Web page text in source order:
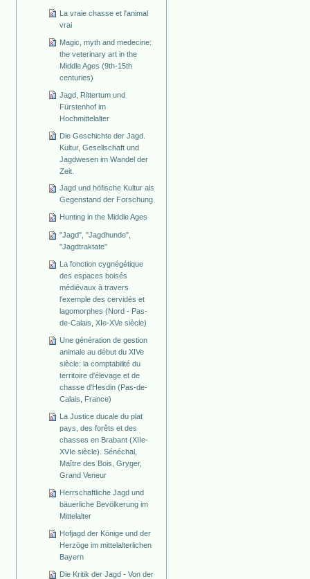
La vraie chasse et l'animal
vrai
Magic, myth and medecine:
the veterinary art in the
Middle Ages (9th-15th
centuries)
Jagd, Rittertum und
Fürstenhof im
Hochmittelalter
Die Geschichte der Jagd.
Kultur, Gesellschaft und
Jagdwesen im Wandel der
Zeit.
Jagd und höfische Kultur als
Gegenstand der Forschung
Hunting in the Middle Ages
"Jagd", "Jagdhunde",
"Jagdtraktate"
La fonction cygnégétique
des espaces boisés
médiévaux à travers
l'exemple des cervidés et
lagomorphes (Nord - Pas-
de-Calais, XIe-XVe siècle)
Une génération de gestion
animale au début du XIVe
siècle: la comptabilité du
territoire d'élevage et de
chasse d'Hesdin (Pas-de-
Calais, France)
La Justice ducale du plat
pays, des forêts et des
chasses en Brabant (XIIe-
XVIe siècle). Sénéchal,
Maître des Bois, Gryger,
Grand Veneur
Herrschaftliche Jagd und
bäuerliche Bevölkerung im
Mittelalter
Hofjagd der Könige und der
Herzöge im mittelalterlichen
Bayern
Die Kritik der Jagd - Von der